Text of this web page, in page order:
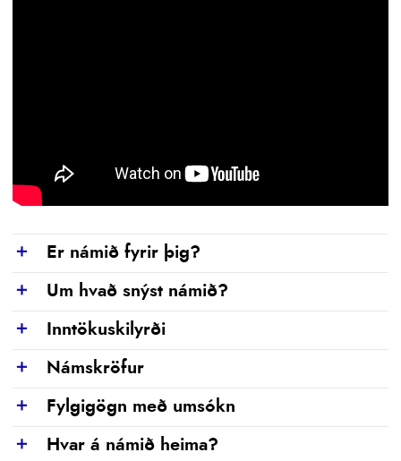
ShowEr námið fyrir þig?
ShowUm hvað snýst námið?
ShowInntökuskilyrði
ShowNámskröfur
ShowFylgigögn með umsókn
ShowHvar á námið heima?